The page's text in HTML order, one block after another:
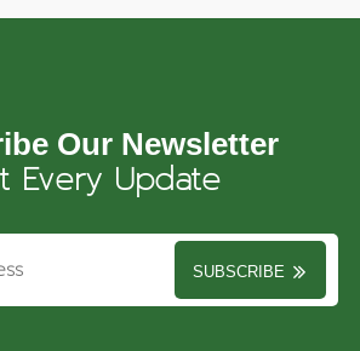
Our Newsletter
Every Update
SUBSCRIBE